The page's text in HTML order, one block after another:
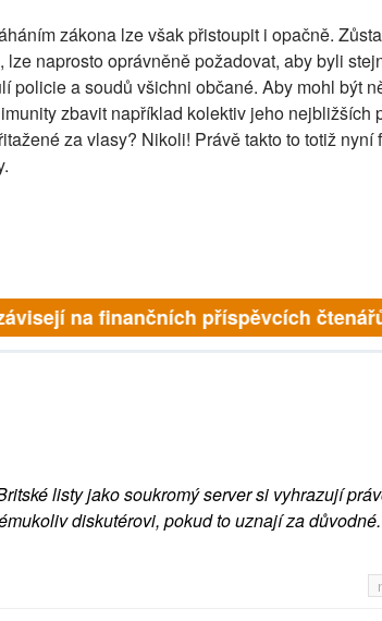
zákona lze však přistoupit i opačně.
lze naprosto oprávněně požadovat, aby byli
policie a soudů všichni občané. Aby mohl být
zbavit například kolektiv jeho nejbližších
za vlasy? Nikoli! Právě takto to totiž nyní
na finančních příspěvcích čtenářů.
listy jako soukromý server si vyhrazují
diskutérovi, pokud to uznají za důvodné.